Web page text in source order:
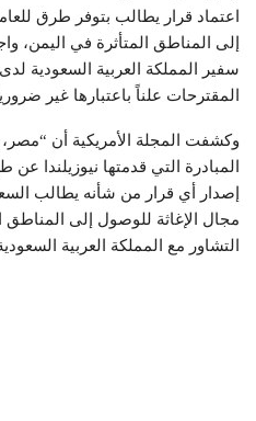
اعتماد قرار يطالب بتوفر طرق
إلى المناطق المتأثرة في
سفير المملكة العربية السعودية
المقترحات علناً باعتبارها غير
وكشفت المجلة الأمريكية أن “مصر،
المبادرة التي قدمتها
إصدار أي قرار من شأنه يطالب
مجال الإغاثة للوصول إلى المناطق
التشاور مع المملكة العربية